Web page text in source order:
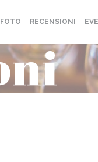
FOTO RECENSIONI